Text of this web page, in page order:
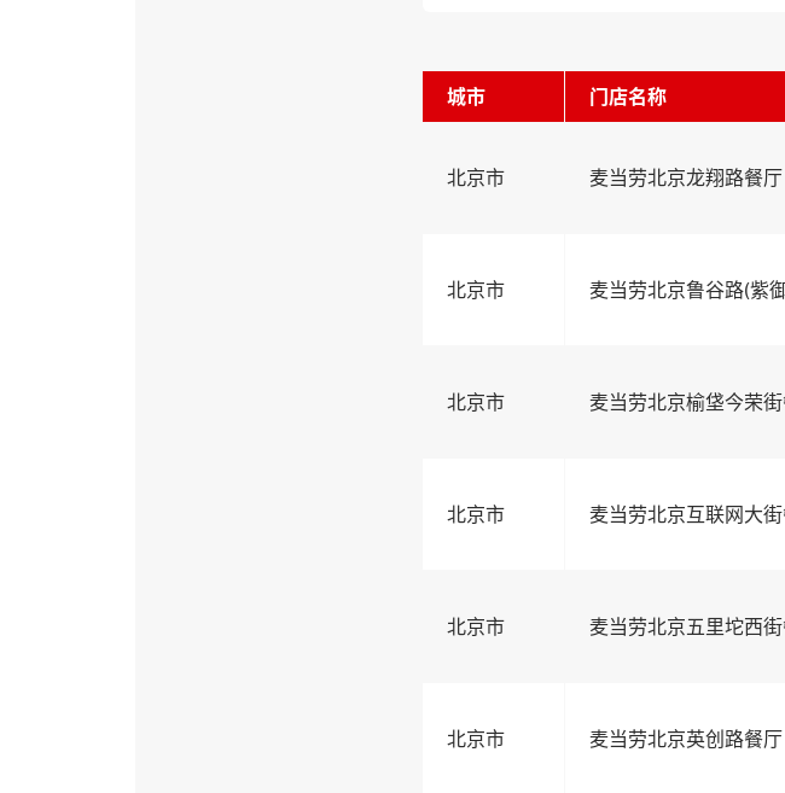
城市 门店名称
北京市 麦当劳北京龙翔路餐厅
北京市 麦当劳北京鲁谷路(紫
北京市 麦当劳北京榆垡今荣
北京市 麦当劳北京互联网大
北京市 麦当劳北京五里坨西
北京市 麦当劳北京英创路餐厅